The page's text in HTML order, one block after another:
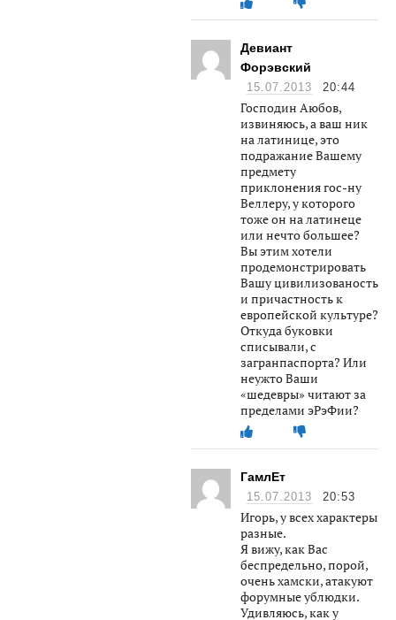
Девиант
Форэвский
15.07.2013 20:44
Господин Аюбов,
извиняюсь, а ваш ник
на латинице, это
подражание Вашему
предмету
приклонения гос-ну
Веллеру, у которого
тоже он на латинеце
или нечто большее?
Вы этим хотели
продемонстрировать
Вашу цивилизованость
и причастность к
европейской культуре?
Откуда буковки
списывали, с
загранпаспорта? Или
неужто Ваши
«шедевры» читают за
пределами эРэФии?
ГамлЕт
15.07.2013 20:53
Игорь, у всех характеры
разные.
Я вижу, как Вас
беспредельно, порой,
очень хамски, атакуют
форумные ублюдки.
Удивляюсь, как у